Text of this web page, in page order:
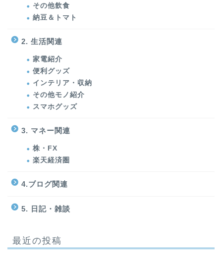
その他飲食
納豆＆トマト
2. 生活関連
家電紹介
便利グッズ
インテリア・収納
その他モノ紹介
スマホグッズ
3. マネー関連
株・FX
楽天経済圏
4.ブログ関連
5. 日記・雑談
最近の投稿